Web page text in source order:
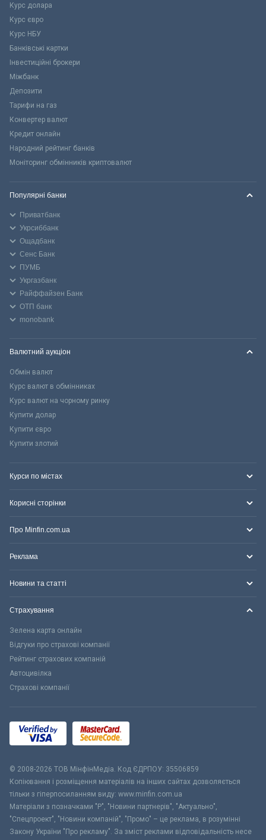
Курс долара
Курс євро
Курс НБУ
Банківські картки
Інвестиційні брокери
Міжбанк
Депозити
Тарифи на газ
Конвертер валют
Кредит онлайн
Народний рейтинг банків
Моніторинг обмінників криптовалют
Популярні банки
Приватбанк
Укрсиббанк
Ощадбанк
Сенс Банк
ПУМБ
Укргазбанк
Райффайзен Банк
ОТП банк
monobank
Валютний аукціон
Обмін валют
Курс валют в обмінниках
Курс валют на чорному ринку
Купити долар
Купити євро
Купити злотий
Курси по містах
Корисні сторінки
Про Minfin.com.ua
Реклама
Новини та статті
Страхування
Зелена карта онлайн
Відгуки про страхові компанії
Рейтинг страхових компаній
Автоцивілка
Страхові компанії
© 2008-2026 ТОВ МiнфiнМедiа. Код ЄДРПОУ: 35506859
Копіювання і розміщення матеріалів на інших сайтах дозволяється
тільки з гіперпосиланням виду: www.minfin.com.ua
Матеріали з позначками "Р", "Новини партнерів", "Актуально",
"Спецпроект", "Новини компаній", "Промо" – це реклама, в розумінні
Закону України "Про рекламу". За зміст реклами відповідальність несе